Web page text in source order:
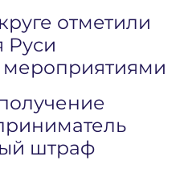
отметили
Руси
штраф